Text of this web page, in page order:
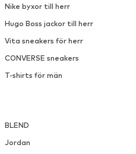
Nike byxor till herr
Hugo Boss jackor till herr
Vita sneakers för herr
CONVERSE sneakers
T-shirts för män
BLEND
Jordan